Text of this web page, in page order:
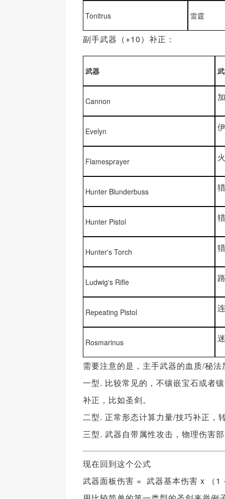
Tonitrus 雷霆
副手武器（+10）补正：
武器
Cannon
Evelyn
Flamesprayer
Hunter Blunderbuss
Hunter Pistol
Hunter's Torch
Ludwig's Rifle
Repeating Pistol
Rosmarinus
需要注意的是，主手武器的血质/秘法
一型. 比较常见的，不镶嵌宝石或者
补正，比如圣剑。
二型. 正常形态计算力量/技巧补正，
三型. 武器自带属性攻击，物理伤害
现在回到这个公式
武器面板伤害 = 武器基本伤害 x （